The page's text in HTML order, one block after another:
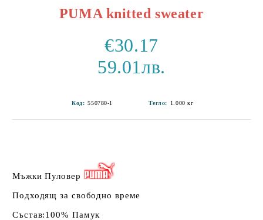
PUMA knitted sweater
€30.17
59.01лв.
Код: 550780-1 Тегло: 1.000 кг
Мъжки Пуловер
Подходящ за свободно време
Състав:100% Памук